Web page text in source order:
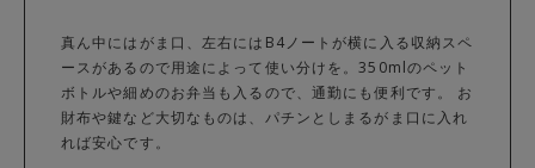
真ん中にはがま口、左右にはB4ノートが横に入る収納スペ
ースがあるので用途によって使い分けを。350mlのペット
ボトルや細めのお弁当も入るので、通勤にも便利です。 お
財布や鍵など大切なものは、パチンとしまるがま口に入れ
れば安心です。